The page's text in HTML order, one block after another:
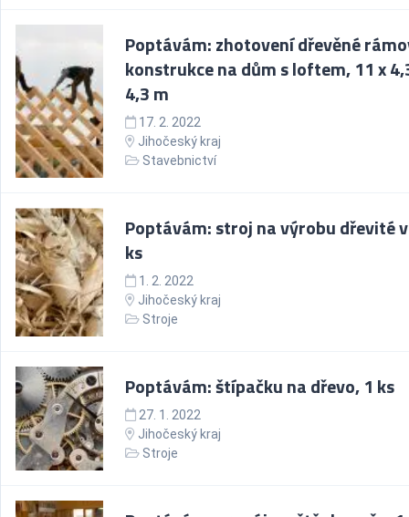
Poptávám: zhotovení dřevěné
konstrukce na dům s loftem, 11 x
4,3 m
17. 2. 2022
Jihočeský kraj
Stavebnictví
Poptávám: stroj na výrobu dřevité
ks
1. 2. 2022
Jihočeský kraj
Stroje
Poptávám: štípačku na dřevo, 1 ks
27. 1. 2022
Jihočeský kraj
Stroje